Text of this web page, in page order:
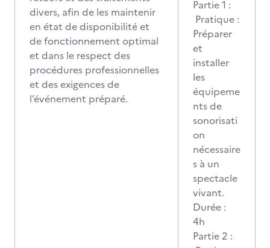
divers, afin de les maintenir
en état de disponibilité et
de fonctionnement optimal
et dans le respect des
procédures professionnelles
et des exigences de
l’événement préparé.
Partie 1 :
Pratique :
Préparer
et
installer
les
équipeme
nts de
sonorisati
on
nécessaire
s à un
spectacle
vivant.
Durée :
4h
Partie 2 :